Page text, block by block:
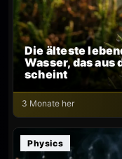
Die älteste
Wasser, das aus
scheint
3 Monate her
Physics